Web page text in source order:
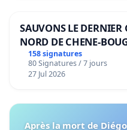
SAUVONS LE DERNIER
NORD DE CHENE-
158 signatures
80 Signatures / 7 jours
27 Jul 2026
Après la mort de